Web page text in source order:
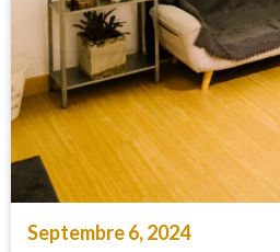
Septembre 6, 2024